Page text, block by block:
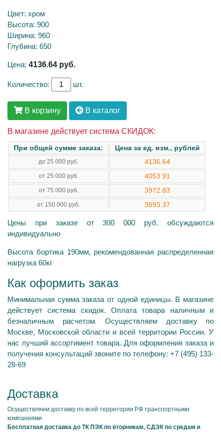
Цвет: хром
Высота: 900
Ширина: 960
Глубина: 650
Цена: 4136.64 руб.
Количество: шт.
В корзину В каталог
В магазине действует система СКИДОК:
При общей сумме заказа: Цена за ед. изм., рублей
до 25 000 руб. 4136.64
от 25 000 руб. 4053.91
от 75 000 руб. 3972.83
от 150 000 руб. 3893.37
Цены при заказе от 300 000 руб. обсуждаются
индивидуально
Высота бортика 190мм, рекомендованная распределенная
нагрузка 60кг
Как оформить заказ
Минимальная сумма заказа от одной единицы. В магазине
действует система скидок. Оплата товара наличным и
безналичным расчетом. Осуществляем доставку по
Москве, Московской области и всей территории России. У
нас лучший ассортимент товара. Для оформления заказа и
получения консультаций звоните по телефону: +7 (495) 133-
28-69
Доставка
Осуществляем доставку по всей территории РФ транспортными
компаниями.
Бесплатная доставка до ТК ПЭК по вторникам, СДЭК по средам и